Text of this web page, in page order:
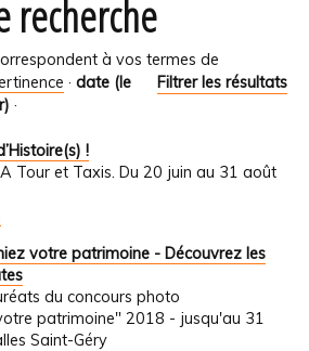
recherche
à vos termes de
Filtrer les résultats
· date (le
·
!
Tour et Taxis. Du 20 juin au 31 août
votre patrimoine - Découvrez les
du concours photo
patrimoine" 2018 - jusqu'au 31
Saint-Géry